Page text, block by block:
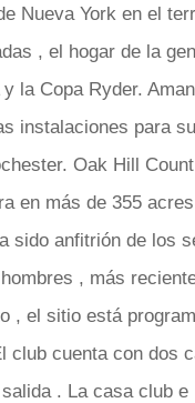
Nueva York en el
, el hogar de la
la Copa Ryder.
instalaciones para
Oak Hill
en más de 355
sido anfitrión de los
, más
, el sitio está
club cuenta con dos
. La casa club